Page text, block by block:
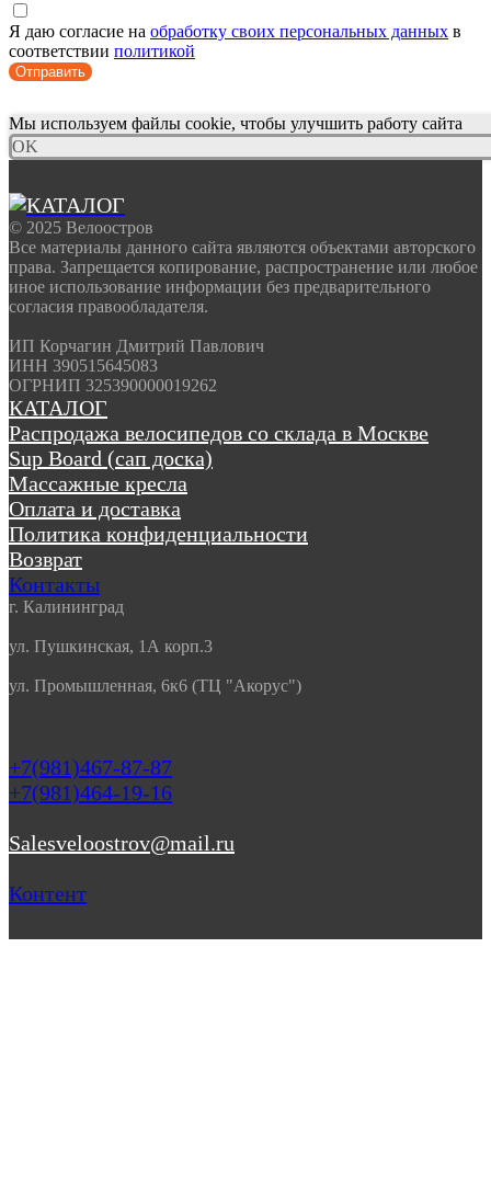
Я даю согласие на обработку своих персональных данных в
соответствии политикой
Отправить
Мы используем файлы cookie, чтобы улучшить работу сайта
OK
© 2025 Велоостров
Все материалы данного сайта являются объектами авторского
права. Запрещается копирование, распространение или любое
иное использование информации без предварительного
согласия правообладателя.
ИП Корчагин Дмитрий Павлович
ИНН 390515645083
ОГРНИП 325390000019262
КАТАЛОГ
Распродажа велосипедов со склада в Москве
Sup Board (сап доска)
Массажные кресла
Оплата и доставка
Политика конфиденциальности
Возврат
Контакты
г. Калининград
ул. Пушкинская, 1А корп.3
ул. Промышленная, 6к6 (ТЦ "Акорус")
+7(981)467-87-87
+7(981)464-19-16
Salesveloostrov@mail.ru
Контент